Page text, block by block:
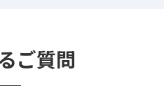
ご質問